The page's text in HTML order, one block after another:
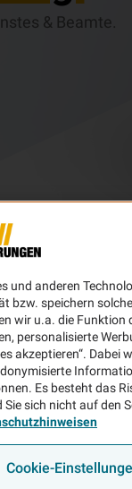
& Beamte.
und anderen
bzw. speichern
wir u.a. die Funktion
personalisierte
akzeptieren“. Dabei
Es besteht das
Sie sich nicht auf den
Cookie-